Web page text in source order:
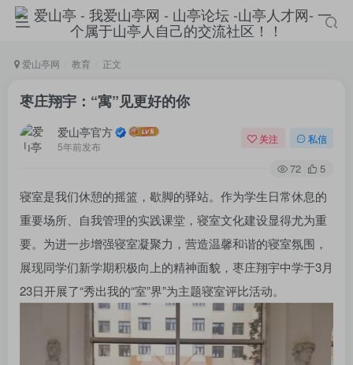
爱山亭网 教育 正文
枣庄翔宇：“寓”见更好的你
爱山亭官方
5年前发布
关注 私信
72 5
寝室是我们休憩的摇篮，歇脚的驿站。作为学生日常休息的
重要场所、自我管理的实践课堂，寝室文化建设显得尤为重
要。为进一步增强寝室凝聚力，营造温馨和谐的寝室氛围，
展现同学们新学期积极向上的精神面貌，枣庄翔宇中学于3月
23日开展了“秀出我的“室”界”为主题寝室评比活动。
登录
没有账号？立即注册
手机号